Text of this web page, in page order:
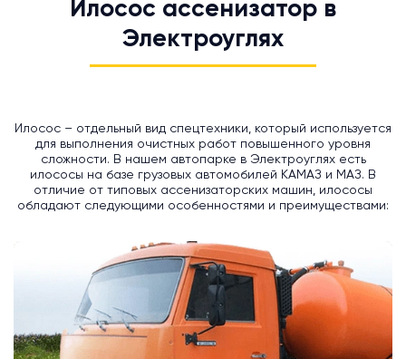
Илосос ассенизатор в
Электроуглях
Илосос – отдельный вид спецтехники, который используется
для выполнения очистных работ повышенного уровня
сложности. В нашем автопарке в Электроуглях есть
илососы на базе грузовых автомобилей КАМАЗ и МАЗ. В
отличие от типовых ассенизаторских машин, илососы
обладают следующими особенностями и преимуществами: